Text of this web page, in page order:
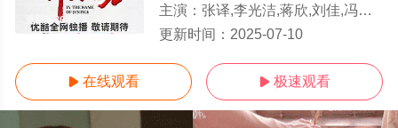
更新第36集
主演： 张译,李光洁,蒋欣,刘佳,冯嘉怡,杨烁,施京明,董晴,丁勇岱,任重,徐梵溪,郝平,白冰
更新时间： 2025-07-10
 在线观看  极速观看